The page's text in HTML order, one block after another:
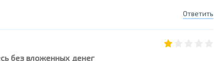
Ответить
без вложенных денег